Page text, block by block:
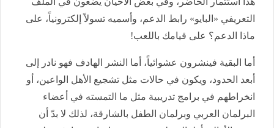
التعريفي «البايو» رابط الدعم، وأسميه تسولاً إلكترونياً، على
ماذا الدعم؟ على قيامك باللعب!
أما البقية فينشرون عشوائياً، أما النشر الهادف فهو نادر إلى
أبعد الحدود، ويكون في حالات مثل تشجيع الأهل الواعين، أو
انخراطهم في برامج تدريبية مثل ما التمسته في أعضاء
البرلمان العربي وبرلمان الطفل بالشارقة، لذلك لا بدّ أن